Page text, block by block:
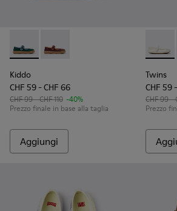
Kiddo - K800662-002 - Scarpe
Kiddo - K800662-001 -
Kiddo
CHF 59 - CHF 66
CHF 99 - CHF 110 -40%
Prezzo finale in base alla taglia
Aggiungi
Twins
Twins
CHF 59
CHF 99 -
Prezzo